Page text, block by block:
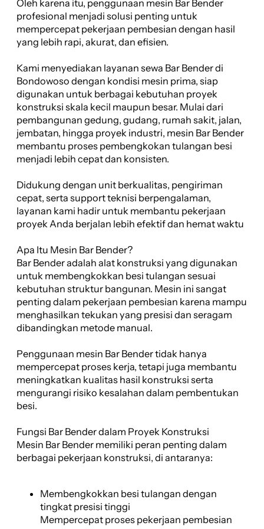
Oleh karena itu, penggunaan mesin Bar Bender
profesional menjadi solusi penting untuk
mempercepat pekerjaan pembesian dengan hasil
yang lebih rapi, akurat, dan efisien.
Kami menyediakan layanan sewa Bar Bender di
Bondowoso dengan kondisi mesin prima, siap
digunakan untuk berbagai kebutuhan proyek
konstruksi skala kecil maupun besar. Mulai dari
pembangunan gedung, gudang, rumah sakit, jalan,
jembatan, hingga proyek industri, mesin Bar Bender
membantu proses pembengkokan tulangan besi
menjadi lebih cepat dan konsisten.
Didukung dengan unit berkualitas, pengiriman
cepat, serta support teknisi berpengalaman,
layanan kami hadir untuk membantu pekerjaan
proyek Anda berjalan lebih efektif dan hemat waktu
Apa Itu Mesin Bar Bender?
Bar Bender adalah alat konstruksi yang digunakan
untuk membengkokkan besi tulangan sesuai
kebutuhan struktur bangunan. Mesin ini sangat
penting dalam pekerjaan pembesian karena mampu
menghasilkan tekukan yang presisi dan seragam
dibandingkan metode manual.
Penggunaan mesin Bar Bender tidak hanya
mempercepat proses kerja, tetapi juga membantu
meningkatkan kualitas hasil konstruksi serta
mengurangi risiko kesalahan dalam pembentukan
besi.
Fungsi Bar Bender dalam Proyek Konstruksi
Mesin Bar Bender memiliki peran penting dalam
berbagai pekerjaan konstruksi, di antaranya:
Membengkokkan besi tulangan dengan
tingkat presisi tinggi
Mempercepat proses pekerjaan pembesian